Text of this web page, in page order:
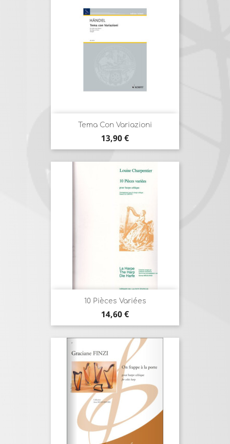
Tema Con Variazioni
Prix
13,90 €
10 Pièces Variées
Prix
14,60 €